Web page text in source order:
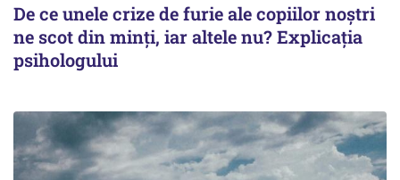
De ce unele crize de furie ale copiilor noștri
ne scot din minți, iar altele nu? Explicația
psihologului